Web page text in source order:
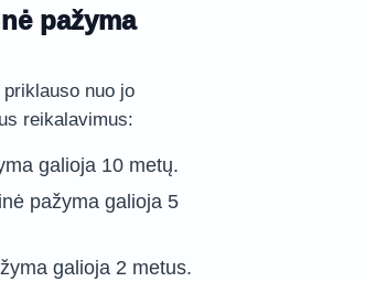
pažyma
nuo jo
reikalavimus:
galioja 10 metų.
pažyma galioja 5
galioja 2 metus.